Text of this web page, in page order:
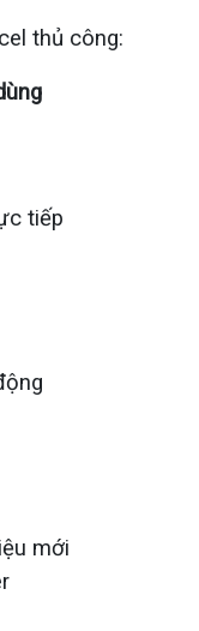
thủ công:
tiếp
mới